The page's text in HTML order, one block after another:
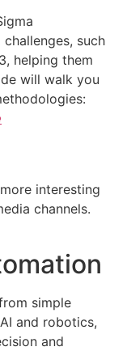
such
helping them
will walk you
interesting
channels.
simple
and robotics,
and